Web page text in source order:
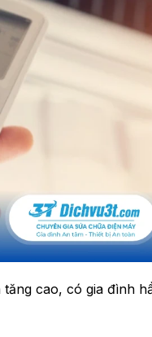
cao, có gia đình